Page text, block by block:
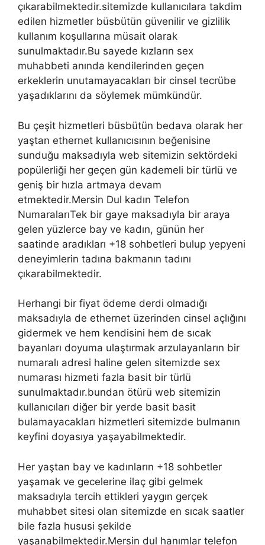
çıkarabilmektedir.sitemizde kullanıcılara takdim
edilen hizmetler büsbütün güvenilir ve gizlilik
kullanım koşullarına müsait olarak
sunulmaktadır.Bu sayede kızların sex
muhabbeti anında kendilerinden geçen
erkeklerin unutamayacakları bir cinsel tecrübe
yaşadıklarını da söylemek mümkündür.
Bu çeşit hizmetleri büsbütün bedava olarak her
yaştan ethernet kullanıcısının beğenisine
sunduğu maksadıyla web sitemizin sektördeki
popülerliği her geçen gün kademeli bir türlü ve
geniş bir hızla artmaya devam
etmektedir.Mersin Dul kadın Telefon
NumaralarıTek bir gaye maksadıyla bir araya
gelen yüzlerce bay ve kadın, günün her
saatinde aradıkları +18 sohbetleri bulup yepyeni
deneyimlerin tadına bakmanın tadını
çıkarabilmektedir.
Herhangi bir fiyat ödeme derdi olmadığı
maksadıyla de ethernet üzerinden cinsel açlığını
gidermek ve hem kendisini hem de sıcak
bayanları doyuma ulaştırmak arzulayanların bir
numaralı adresi haline gelen sitemizde sex
numarası hizmeti fazla basit bir türlü
sunulmaktadır.bundan ötürü web sitemizin
kullanıcıları diğer bir yerde basit basit
bulamayacakları hizmetleri sitemizde bulmanın
keyfini doyasıya yaşayabilmektedir.
Her yaştan bay ve kadınların +18 sohbetler
yaşamak ve gecelerine ilaç gibi gelmek
maksadıyla tercih ettikleri yaygın gerçek
muhabbet sitesi olan sitemizde en sıcak saatler
bile fazla hususi şekilde
yaşanabilmektedir.Mersin dul hanımlar telefon